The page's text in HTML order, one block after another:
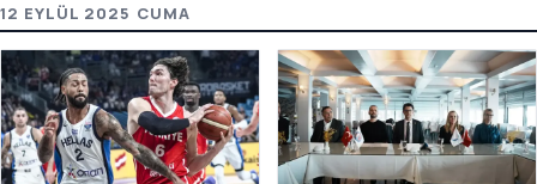
12 EYLÜL 2025 CUMA